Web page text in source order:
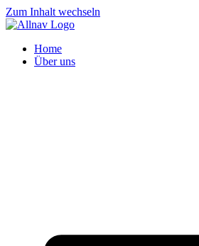
Zum Inhalt wechseln
Home
Über uns